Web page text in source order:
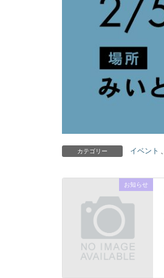
カテゴリー イベント 、
お知らせ